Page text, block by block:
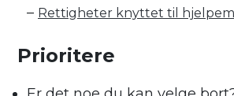
– Rettigheter knyttet til
Prioritere